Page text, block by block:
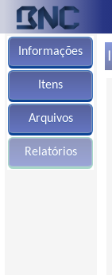
Informações
Itens
Arquivos
Relatórios